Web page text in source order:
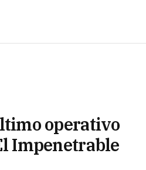
operativo
Impenetrable